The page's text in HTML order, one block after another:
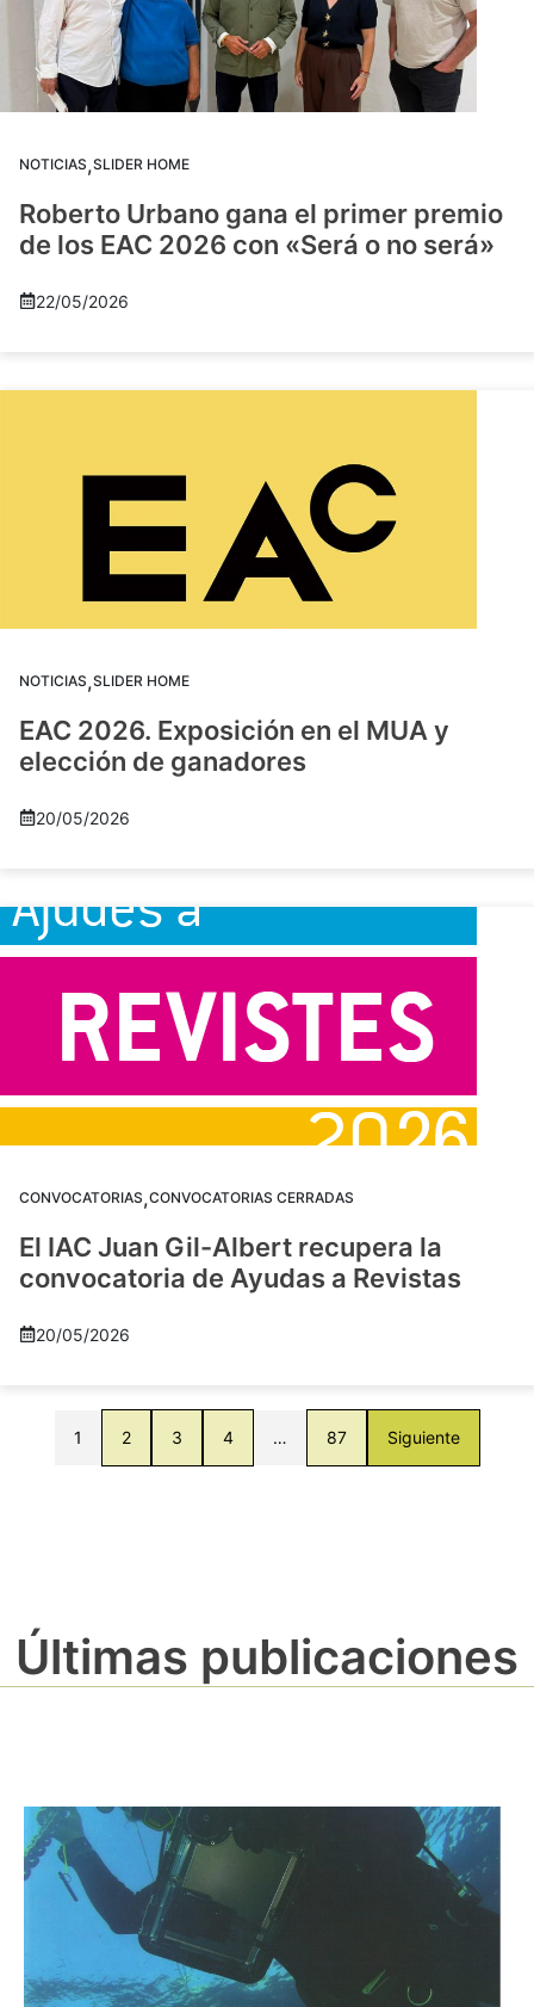
NOTICIAS,SLIDER HOME
Roberto Urbano gana el primer premio
de los EAC 2026 con «Será o no será»
22/05/2026
NOTICIAS,SLIDER HOME
EAC 2026. Exposición en el MUA y
elección de ganadores
20/05/2026
CONVOCATORIAS,CONVOCATORIAS CERRADAS
El IAC Juan Gil-Albert recupera la
convocatoria de Ayudas a Revistas
20/05/2026
1 2 3 4 … 87 Siguiente
Últimas publicaciones